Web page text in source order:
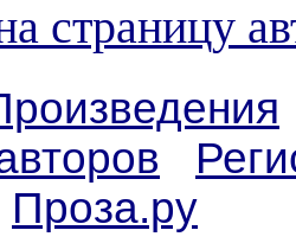
страницу
Проза.ру